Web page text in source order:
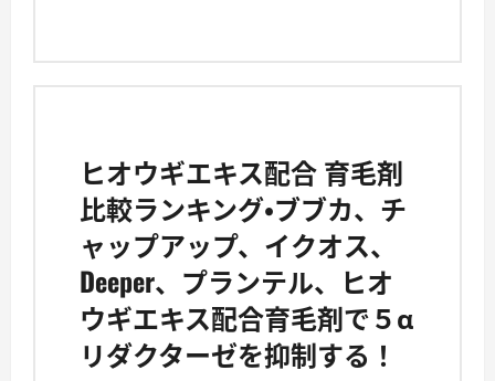
ヒオウギエキス配合 育毛剤
比較ランキング・ブブカ、チ
ャップアップ、イクオス、
Deeper、プランテル、ヒオ
ウギエキス配合育毛剤で５α
リダクターゼを抑制する！